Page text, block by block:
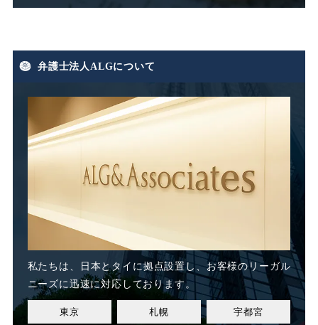
期末手当
未払い 未払い残業代
未払賃金 業務委託
業務態度
業務軽減 業績不良
権利濫用
弁護士法人ALGについて
私たちは、日本とタイに拠点設置し、お客様のリーガル
ニーズに迅速に対応しております。
東京 札幌 宇都宮